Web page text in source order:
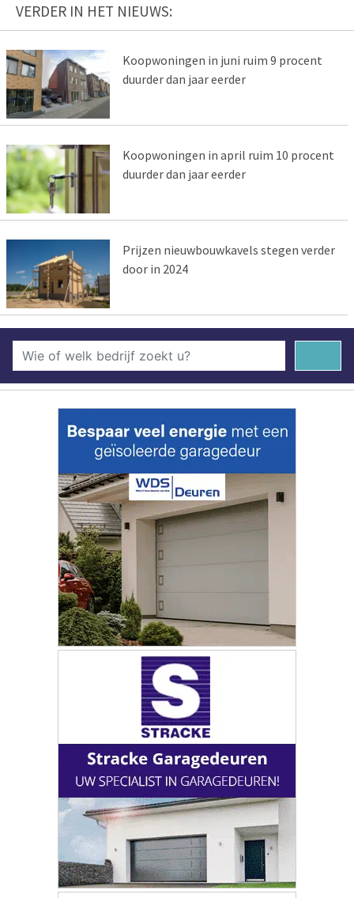
VERDER IN HET NIEUWS:
Koopwoningen in juni ruim 9 procent
duurder dan jaar eerder
Koopwoningen in april ruim 10 procent
duurder dan jaar eerder
Prijzen nieuwbouwkavels stegen verder
door in 2024